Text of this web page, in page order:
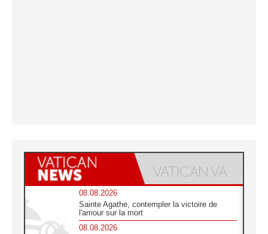
08.08.2026
Sainte Agathe, contempler la victoire de
l'amour sur la mort
08.08.2026